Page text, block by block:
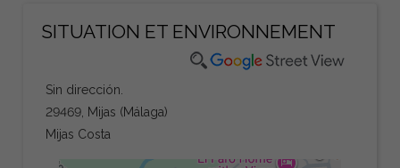
SITUATION ET ENVIRONNEMENT
Sin dirección.
29469, Mijas (Málaga)
Mijas Costa